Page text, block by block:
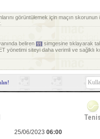
görüntülemek için maçın
beliren
simgesine tıklayarak
yönetimi siteyi daha verimli ve sağlklı
Tenis
25/06/2023 06:00